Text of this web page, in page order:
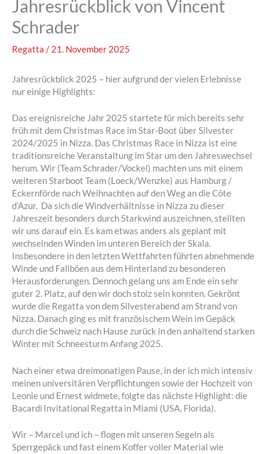
Jahresrückblick von Vincent
Schrader
Regatta / 21. November 2025
Jahresrückblick 2025 – hier aufgrund der vielen Erlebnisse
nur einige Highlights:
Das ereignisreiche Jahr 2025 startete für mich bereits sehr
früh mit dem Christmas Race im Star-Boot über Silvester
2024/2025 in Nizza. Das Christmas Race in Nizza ist eine
traditionsreiche Veranstaltung im Star um den Jahreswechsel
herum. Wir (Team Schrader/Vockel) machten uns mit einem
weiteren Starboot Team (Loeck/Wenzke) aus Hamburg /
Eckernförde nach Weihnachten auf den Weg an die Côte
d’Azur. Da sich die Windverhältnisse in Nizza zu dieser
Jahreszeit besonders durch Starkwind auszeichnen, stellten
wir uns darauf ein. Es kam etwas anders als geplant mit
wechselnden Winden im unteren Bereich der Skala.
Insbesondere in den letzten Wettfahrten führten abnehmende
Winde und Fallböen aus dem Hinterland zu besonderen
Herausforderungen. Dennoch gelang uns am Ende ein sehr
guter 2. Platz, auf den wir doch stolz sein konnten. Gekrönt
wurde die Regatta von dem Silvesterabend am Strand von
Nizza. Danach ging es mit französischem Wein im Gepäck
durch die Schweiz nach Hause zurück in den anhaltend starken
Winter mit Schneesturm Anfang 2025.
Nach einer etwa dreimonatigen Pause, in der ich mich intensiv
meinen universitären Verpflichtungen sowie der Hochzeit von
Leonie und Ernest widmete, folgte das nächste Highlight: die
Bacardi Invitational Regatta in Miami (USA, Florida).
Wir – Marcel und ich – flogen mit unseren Segeln als
Sperrgepäck und fast einem Koffer voller Material wie